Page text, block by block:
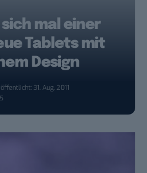
mal einer
Tablets mit
Design
31. Aug. 2011